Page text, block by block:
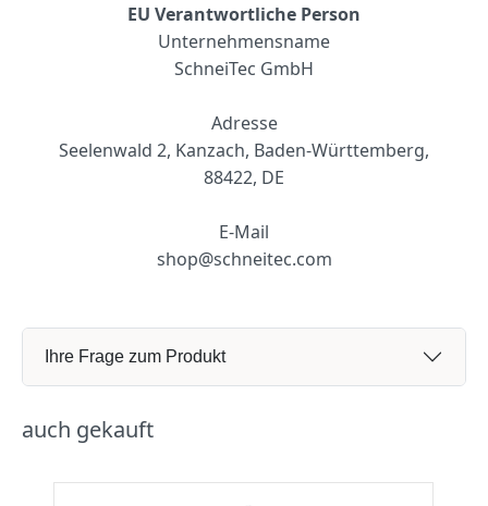
EU Verantwortliche Person
Unternehmensname
SchneiTec GmbH
Adresse
Seelenwald 2, Kanzach, Baden-Württemberg,
88422, DE
E-Mail
shop@schneitec.com
Ihre Frage zum Produkt
auch gekauft